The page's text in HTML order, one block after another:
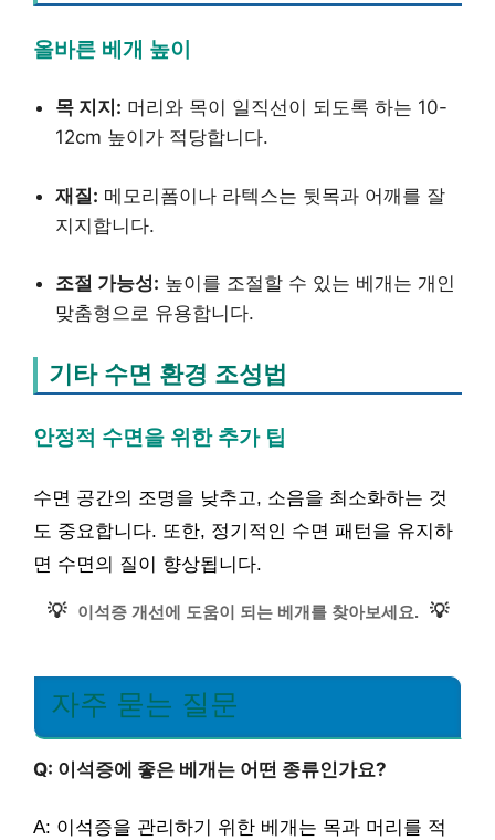
올바른 베개 높이
목 지지: 머리와 목이 일직선이 되도록 하는 10-
12cm 높이가 적당합니다.
재질: 메모리폼이나 라텍스는 뒷목과 어깨를 잘
지지합니다.
조절 가능성: 높이를 조절할 수 있는 베개는 개인
맞춤형으로 유용합니다.
기타 수면 환경 조성법
안정적 수면을 위한 추가 팁
수면 공간의 조명을 낮추고, 소음을 최소화하는 것
도 중요합니다. 또한, 정기적인 수면 패턴을 유지하
면 수면의 질이 향상됩니다.
💡 이석증 개선에 도움이 되는 베개를 찾아보세요. 💡
자주 묻는 질문
Q: 이석증에 좋은 베개는 어떤 종류인가요?
A: 이석증을 관리하기 위한 베개는 목과 머리를 적